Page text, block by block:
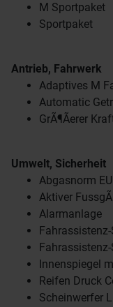
M Sportpaket
Sportpaket
Antrieb, Fahrwerk
Adaptives M
Automatic
GrÃ¶Ãerer
Umwelt, Sicherheit
Abgasnorm
Aktiver
Alarmanlage
Innenspiegel
Reifen Druck
Scheinwerfer